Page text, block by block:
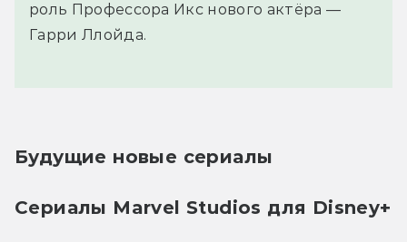
роль Профессора Икс нового актёра —
Гарри Ллойда.
Будущие новые сериалы
Сериалы Marvel Studios для Disney+